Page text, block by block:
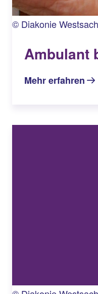
© Diakonie
Ambulant
Mehr erfahren